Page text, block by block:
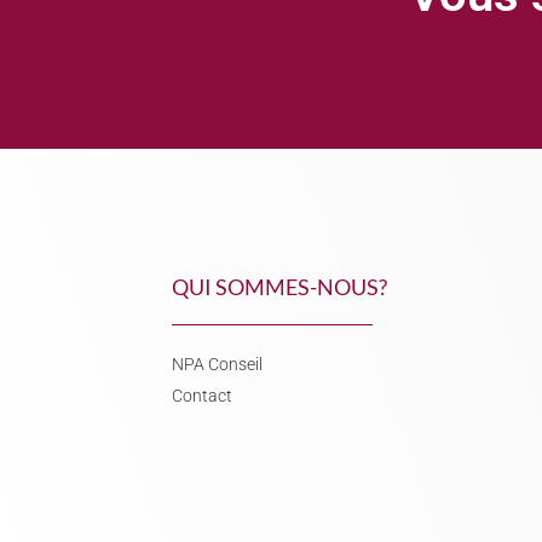
QUI SOMMES-NOUS?
NPA Conseil
Contact